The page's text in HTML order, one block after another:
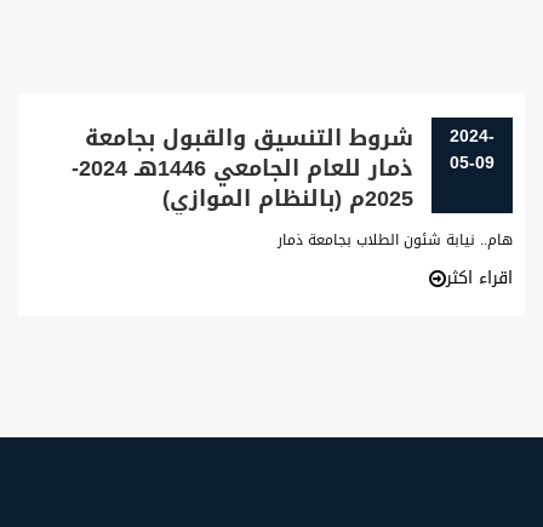
2024-
05-09
شروط التنسيق والقبول بجامعة
ذمار للعام الجامعي 1446هـ 2024-
2025م (بالنظام الموازي)
هام.. نيابة شئون الطلاب بجامعة ذمار
اقراء اكثر